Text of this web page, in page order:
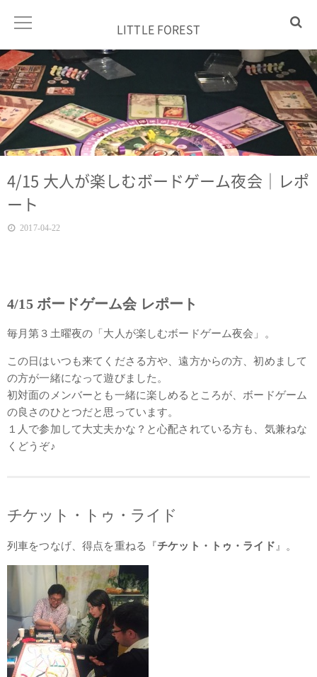
LITTLE FOREST
4/15 大人が楽しむボードゲーム夜会｜レポ
ート
2017-04-22
4/15 ボードゲーム会 レポート
毎月第３土曜夜の「大人が楽しむボードゲーム夜会」。
この日はいつも来てくださる方や、遠方からの方、初めまして
の方が一緒になって遊びました。
初対面のメンバーとも一緒に楽しめるところが、ボードゲーム
の良さのひとつだと思っています。
１人で参加して大丈夫かな？と心配されている方も、気兼ねな
くどうぞ♪
チケット・トゥ・ライド
列車をつなげ、得点を重ねる『チケット・トゥ・ライド 』。